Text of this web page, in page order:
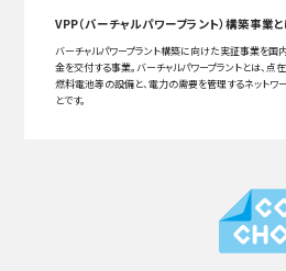
VPP（バーチャルパワープラント）構築事業
バーチャルパワープラント構築に向けた実証事業を国
金を交付する事業。バーチャルパワープラントとは、
燃料電池等の設備と、電力の需要を管理するネットワ
とです。